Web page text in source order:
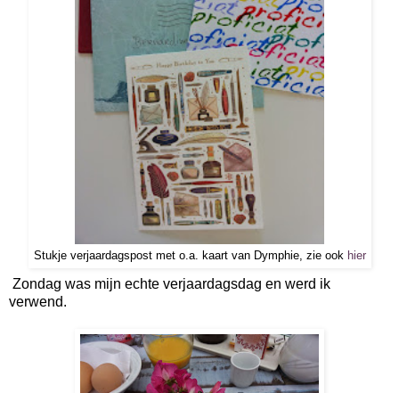
Stukje verjaardagspost met o.a. kaart van Dymphie, zie ook hier
Zondag was mijn echte verjaardagsdag en werd ik
verwend.